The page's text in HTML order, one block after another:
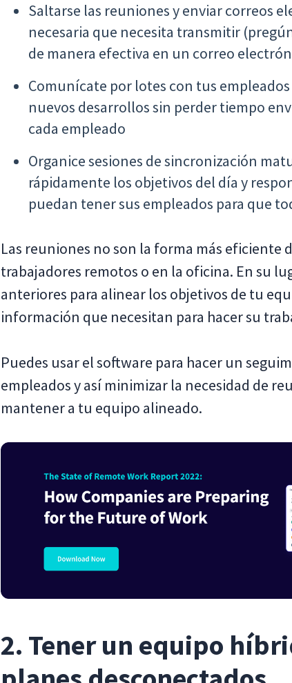
Saltarse las reuniones y enviar correos
necesaria que necesita transmitir
de manera efectiva en un correo
Comunícate por lotes con tus
nuevos desarrollos sin perder tiempo
cada empleado
Organice sesiones de sincronización
rápidamente los objetivos del día y
puedan tener sus empleados para que
Las reuniones no son la forma más eficiente
trabajadores remotos o en la oficina. En su
anteriores para alinear los objetivos de tu
información que necesitan para hacer su
Puedes usar el software para hacer un
empleados y así minimizar la necesidad de
mantener a tu equipo alineado.
2. Tener un equipo